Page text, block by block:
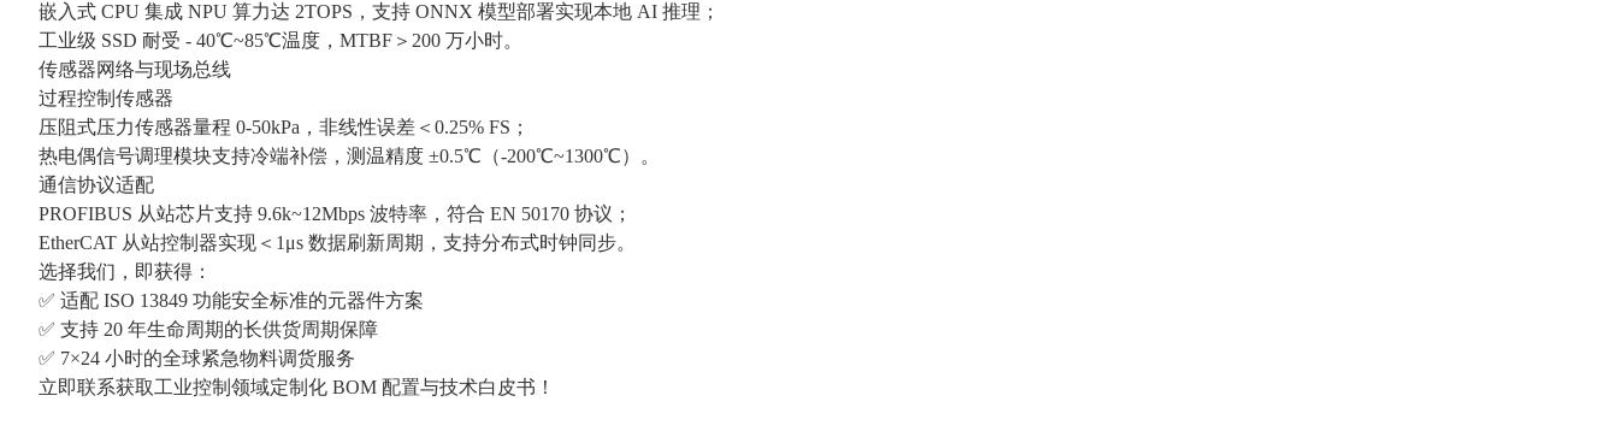
嵌入式 CPU 集成 NPU 算力达 2TOPS，支持 ONNX 模型部署实现本地 AI 推理；
工业级 SSD 耐受 - 40℃~85℃温度，MTBF＞200 万小时。
传感器网络与现场总线
过程控制传感器
压阻式压力传感器量程 0-50kPa，非线性误差＜0.25% FS；
热电偶信号调理模块支持冷端补偿，测温精度 ±0.5℃（-200℃~1300℃）。
通信协议适配
PROFIBUS 从站芯片支持 9.6k~12Mbps 波特率，符合 EN 50170 协议；
EtherCAT 从站控制器实现＜1μs 数据刷新周期，支持分布式时钟同步。
选择我们，即获得：
✅ 适配 ISO 13849 功能安全标准的元器件方案
✅ 支持 20 年生命周期的长供货周期保障
✅ 7×24 小时的全球紧急物料调货服务
立即联系获取工业控制领域定制化 BOM 配置与技术白皮书！